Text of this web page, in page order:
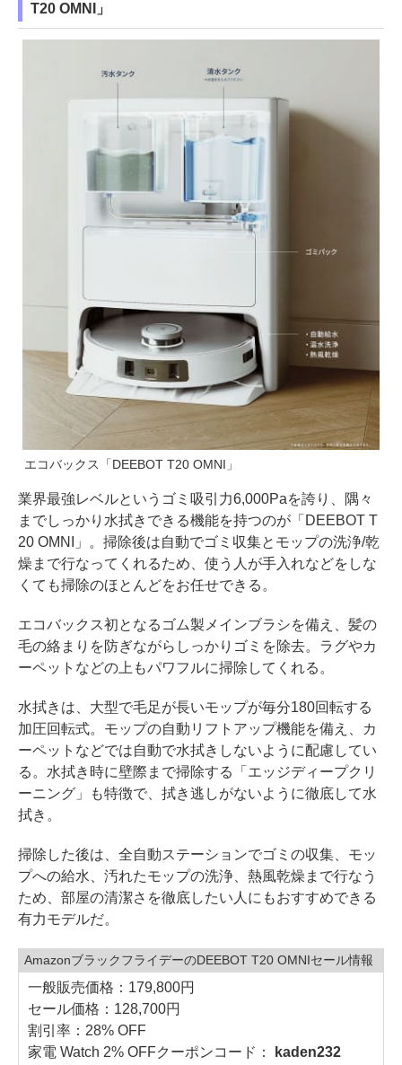
T20 OMNI」
エコバックス「DEEBOT T20 OMNI」
業界最強レベルというゴミ吸引力6,000Paを誇り、隅々
までしっかり水拭きできる機能を持つのが「DEEBOT T
20 OMNI」。掃除後は自動でゴミ収集とモップの洗浄/乾
燥まで行なってくれるため、使う人が手入れなどをしな
くても掃除のほとんどをお任せできる。
エコバックス初となるゴム製メインブラシを備え、髪の
毛の絡まりを防ぎながらしっかりゴミを除去。ラグやカ
ーペットなどの上もパワフルに掃除してくれる。
水拭きは、大型で毛足が長いモップが毎分180回転する
加圧回転式。モップの自動リフトアップ機能を備え、カ
ーペットなどでは自動で水拭きしないように配慮してい
る。水拭き時に壁際まで掃除する「エッジディープクリ
ーニング」も特徴で、拭き逃しがないように徹底して水
拭き。
掃除した後は、全自動ステーションでゴミの収集、モッ
プへの給水、汚れたモップの洗浄、熱風乾燥まで行なう
ため、部屋の清潔さを徹底したい人にもおすすめできる
有力モデルだ。
AmazonブラックフライデーのDEEBOT T20 OMNIセール情報
一般販売価格：179,800円
セール価格：128,700円
割引率：28% OFF
家電 Watch 2% OFFクーポンコード：
kaden232